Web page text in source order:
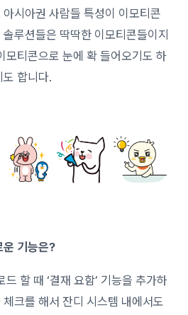
시아권 사람들 특성이 이모티콘
루션들은 딱딱한 이모티콘들이지
모티콘으로 눈에 확 들어오기도 하
합니다.
운 기능은?
할 때 ‘결재 요함’ 기능을 추가하
크를 해서 잔디 시스템 내에서도